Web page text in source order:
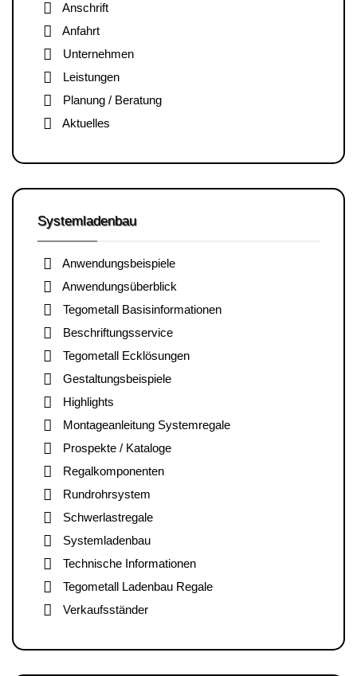
Anschrift
Anfahrt
Unternehmen
Leistungen
Planung / Beratung
Aktuelles
Systemladenbau
Anwendungsbeispiele
Anwendungsüberblick
Tegometall Basisinformationen
Beschriftungsservice
Tegometall Ecklösungen
Gestaltungsbeispiele
Highlights
Montageanleitung Systemregale
Prospekte / Kataloge
Regalkomponenten
Rundrohrsystem
Schwerlastregale
Systemladenbau
Technische Informationen
Tegometall Ladenbau Regale
Verkaufsständer